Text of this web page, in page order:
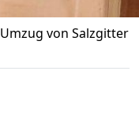
Umzug von Salzgitter